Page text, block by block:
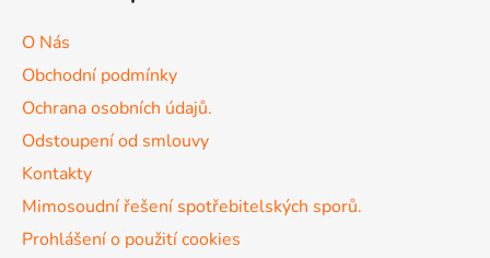
O Nás
Obchodní podmínky
Ochrana osobních údajů.
Odstoupení od smlouvy
Kontakty
Mimosoudní řešení spotřebitelských sporů.
Prohlášení o použití cookies